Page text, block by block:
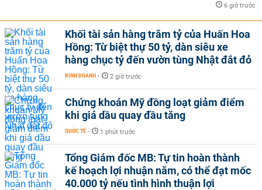
6 giờ trước
Khối tài sản hàng trăm tỷ của Huấn Hoa
Hồng: Từ biệt thự 50 tỷ, dàn siêu xe
hàng chục tỷ đến vườn tùng Nhật đắt đỏ
KINH DOANH - 2 giờ trước
Chứng khoán Mỹ đồng loạt giảm điểm
khi giá dầu quay đầu tăng
QUỐC TẾ - 1 phút trước
Tổng Giám đốc MB: Tự tin hoàn thành
kế hoạch lợi nhuận năm, có thể đạt mốc
40.000 tỷ nếu tình hình thuận lợi